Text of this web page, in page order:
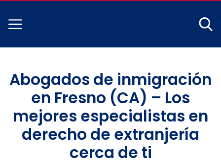
Abogados de inmigración
en Fresno (CA) – Los
mejores especialistas en
derecho de extranjería
cerca de ti